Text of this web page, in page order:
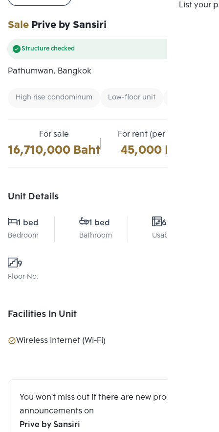
List your
SalePrive by Sansiri
Structure checked
Pathumwan, Bangkok
High rise condominum Low-floor unit
For sale
16,710,000 Baht
For rent (per month)
45,000 Baht
Unit Details
1 bed
Bedroom
1 bed
Bathroom
67 Sq.m.
Usable area
9
Floor No.
Facilities In Unit
Wireless Internet (Wi-Fi)
You won't miss out if there are new program
announcements on
Prive by Sansiri